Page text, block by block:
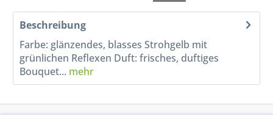
Beschreibung
Farbe: glänzendes, blasses Strohgelb mit
grünlichen Reflexen Duft: frisches, duftiges
Bouquet... mehr